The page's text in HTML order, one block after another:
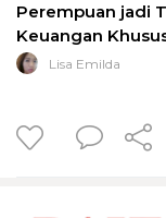
Perempuan jadi
Keuangan
Lisa Emilda